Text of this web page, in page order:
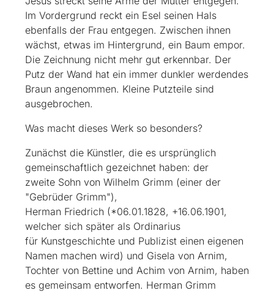
Im Vordergrund reckt ein Esel seinen Hals
ebenfalls der Frau entgegen. Zwischen ihnen
wächst, etwas im Hintergrund, ein Baum empor.
Die Zeichnung nicht mehr gut erkennbar. Der
Putz der Wand hat ein immer dunkler werdendes
Braun angenommen. Kleine Putzteile sind
ausgebrochen.
Was macht dieses Werk so besonders?
Zunächst die Künstler, die es ursprünglich
gemeinschaftlich gezeichnet haben: der
zweite Sohn von Wilhelm Grimm (einer der
"Gebrüder Grimm"),
Herman Friedrich (*06.01.1828, +16.06.1901,
welcher sich später als Ordinarius
für Kunstgeschichte und Publizist einen eigenen
Namen machen wird) und Gisela von Arnim,
Tochter von Bettine und Achim von Arnim, haben
es gemeinsam entworfen. Herman Grimm